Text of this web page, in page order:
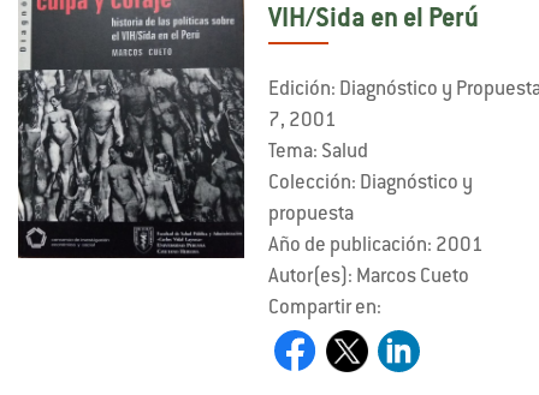
VIH/Sida en el Perú
Edición: Diagnóstico y
7, 2001
Tema: Salud
Colección: Diagnóstico y
propuesta
Año de publicación: 2001
Autor(es): Marcos Cueto
Compartir en: